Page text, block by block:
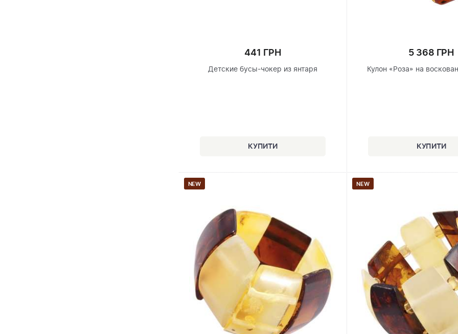
441 ГРН
Детские бусы-чокер из янтаря
5 368 ГРН
Кулон «Роза» на
NEW NEW